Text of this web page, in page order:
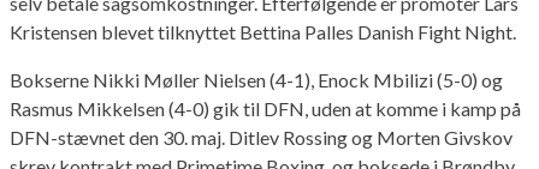
Kristensen blevet tilknyttet Bettina Palles Danish Fight Night.
Bokserne Nikki Møller Nielsen (4-1), Enock Mbilizi (5-0) og
Rasmus Mikkelsen (4-0) gik til DFN, uden at komme i kamp på
DFN-stævnet den 30. maj. Ditlev Rossing og Morten Givskov